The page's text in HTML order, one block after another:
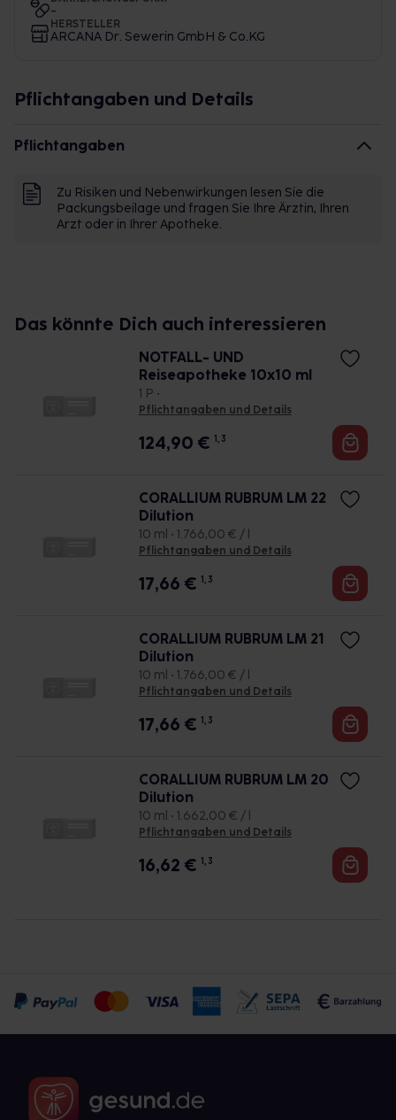
-
HERSTELLER
ARCANA Dr. Sewerin GmbH & Co.KG
Pflichtangaben und Details
Pflichtangaben
Zu Risiken und Nebenwirkungen lesen Sie die
Packungsbeilage und fragen Sie Ihre Ärztin, Ihren
Arzt oder in Ihrer Apotheke.
Das könnte Dich auch interessieren
NOTFALL- UND
Reiseapotheke 10x10 ml
1 P •
Pflichtangaben und Details
124,90 € 1, 3
CORALLIUM RUBRUM LM 22
Dilution
10 ml • 1.766,00 € / l
Pflichtangaben und Details
17,66 € 1, 3
CORALLIUM RUBRUM LM 21
Dilution
10 ml • 1.766,00 € / l
Pflichtangaben und Details
17,66 € 1, 3
CORALLIUM RUBRUM LM 20
Dilution
10 ml • 1.662,00 € / l
Pflichtangaben und Details
16,62 € 1, 3